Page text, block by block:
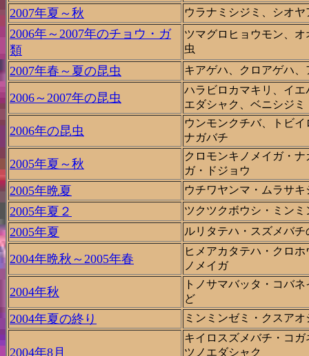
2007年夏～秋 ウラナミシジミ、シオ
2006年～2007年のチョウ・ガ
類
ツマグロヒョウモン、
虫
2007年春～夏の昆虫 キアゲハ、クロアゲハ
2006～2007年の昆虫
ハラビロカマキリ、イ
エダシャク、ベニシジミ
2006年の昆虫
ウンモンクチバ、トビ
ナガバチ
2005年夏～秋
クロモンキノメイガ・
ガ・ドジョウ
2005年晩夏 ウチワヤンマ・ムラサ
2005年夏２ ツクツクボウシ・ミン
2005年夏 ルリタテハ・スズメバ
2004年晩秋～2005年春
ヒメアカタテハ・クロ
ノメイガ
2004年秋
トノサマバッタ・コバ
ど
2004年夏の終り ミンミンゼミ・クスア
2004年8月
キイロスズメバチ・コ
ツノエダシャク